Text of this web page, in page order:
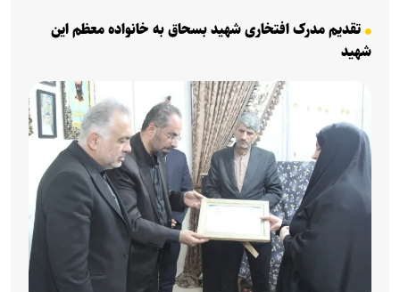
تقدیم مدرک افتخاری شهید بسحاق به خانواده معظم این
شهید